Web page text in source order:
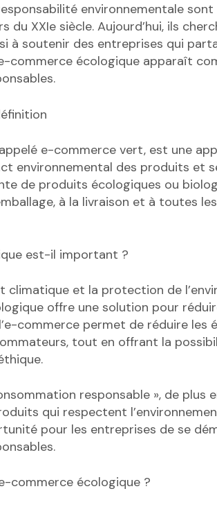
environnementale
du XXIe siècle. Aujourd’hui, ils
à soutenir des entreprises qui
commerce écologique apparaît
e-commerce vert, est une
environnemental des produits et
de produits écologiques ou
à la livraison et à toutes
est-il important ?
climatique et la protection de
offre une solution pour
commerce permet de réduire les
tout en offrant la
responsable », de
qui respectent
pour les entreprises de se
commerce écologique ?